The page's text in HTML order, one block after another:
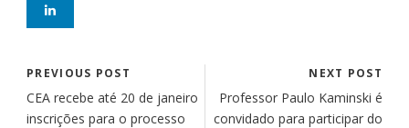
PREVIOUS POST
CEA recebe até 20 de janeiro
inscrições para o processo
NEXT POST
Professor Paulo Kaminski é
convidado para participar do